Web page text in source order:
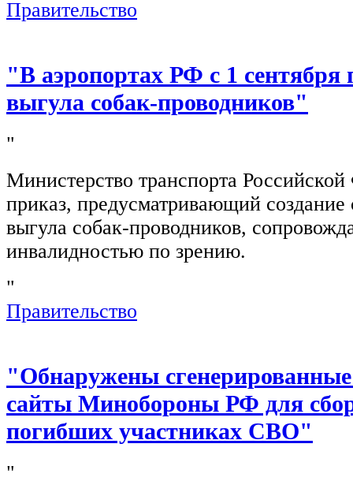
Правительство
"В аэропортах РФ с 1 сентября
выгула собак-проводников"
"
Министерство транспорта
приказ, предусматривающий создание
выгула собак-проводников,
инвалидностью по зрению.
"
Правительство
"Обнаружены
сайты Минобороны РФ для
погибших участниках СВО"
"